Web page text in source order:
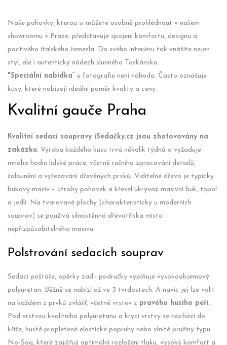
Naše pohovky, kterou si můžete osobně prohlédnout v našem
showroomu v Praze, představuje spojení komfortu, designu a
poctivého italského řemesla. Do svého interiéru tak vnášíte nejen
styl, ale i autentický nádech slunného Toskánska.
"Speciální nabídka“
u fotografie není náhoda. Často označuje
kusy, které nabízejí ideální poměr kvality a ceny.
Kvalitní gauče Praha
Kvalitní sedací soupravy iSedačky.cz jsou zhotovovány na
zakázku. Výroba každého kusu trvá několik týdnů a vyžaduje
mnoho hodin lidské práce, včetně ručního zpracování detailů,
čalounění a vyřezávání dřevěných prvků. Viditelné dřevo je typicky
bukový masiv – útroby pohovek a křesel ukrývají masivní buk, topol
a jedli. Na tvarované plochy (charakteristicky u moderních
souprav) se používá silnostěnná dřevotříska místo
nepřizpůsobitelného masivu.
Polstrování sedacích souprav
Sedací poštáře, opěrky zad i područky vyplňuje vysokoobjemový
polyuretan. Běžně se nabízí až ve 3 tvrdostech. A navíc jej lze volit
na každém z prvků zvlášť, včetně vrstev z pravého husího peří.
Pod vrstvou kvalitního polyuretanu a krycí vrstvy se nachází do
kříže, hustě propletené elastické popruhy nebo vlnité pružiny typu
No-Sag, které zajišťují optimální rozložení tlaku, vysoký komfort a